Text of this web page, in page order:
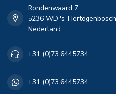
Rondenwaard 7
5236 WD 's-Hertogenbosch
Nederland
+31 (0)73 6445734
+31 (0)73 6445734